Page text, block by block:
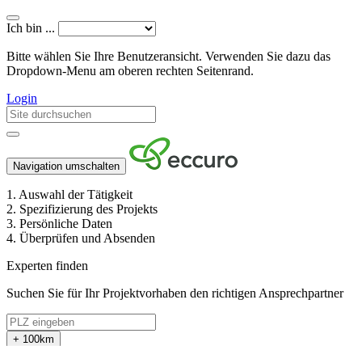
Ich bin ...
Bitte wählen Sie Ihre Benutzeransicht. Verwenden Sie dazu das
Dropdown-Menu am oberen rechten Seitenrand.
Login
Navigation umschalten
1. Auswahl der Tätigkeit
2. Spezifizierung des Projekts
3. Persönliche Daten
4. Überprüfen und Absenden
Experten finden
Suchen Sie für Ihr Projektvorhaben den richtigen Ansprechpartner
+ 100km